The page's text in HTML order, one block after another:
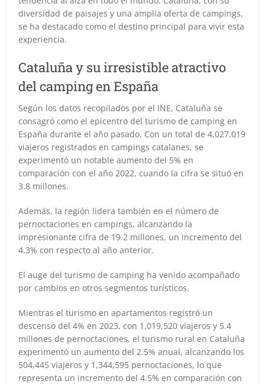
diversidad de paisajes y una amplia oferta de campings,
se ha destacado como el destino principal para vivir esta
experiencia.
Cataluña y su irresistible atractivo
del camping en España
Según los datos recopilados por el INE, Cataluña se
consagró como el epicentro del turismo de camping en
España durante el año pasado. Con un total de 4,027,019
viajeros registrados en campings catalanes, se
experimentó un notable aumento del 5% en
comparación con el año 2022, cuando la cifra se situó en
3.8 millones.
Además, la región lidera también en el número de
pernoctaciones en campings, alcanzando la
impresionante cifra de 19.2 millones, un incremento del
4.3% con respecto al año anterior.
El auge del turismo de camping ha venido acompañado
por cambios en otros segmentos turísticos.
Mientras el turismo en apartamentos registró un
descenso del 4% en 2023, con 1,019,520 viajeros y 5.4
millones de pernoctaciones, el turismo rural en Cataluña
experimentó un aumento del 2.5% anual, alcanzando los
504,445 viajeros y 1,344,595 pernoctaciones, lo que
representa un incremento del 4.5% en comparación con